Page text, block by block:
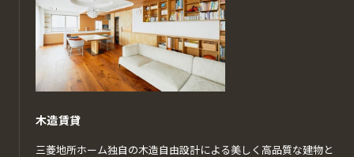
木造賃貸
三菱地所ホーム独自の木造自由設計による美しく高品質な建物と